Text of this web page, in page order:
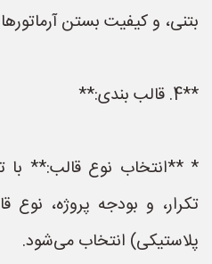
بتنی، و کیفیت بستن
**4. قالب بندی:**
* **انتخاب نوع قالب:** با
تکرار، و بودجه پروژه،
پلاستیکی) انتخاب می‌شود.